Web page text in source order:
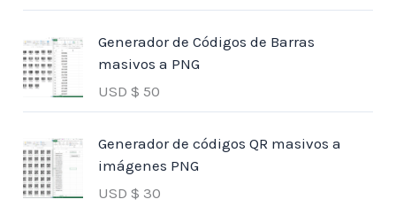
Generador de Códigos de Barras
masivos a PNG
USD $ 50
Generador de códigos QR masivos a
imágenes PNG
USD $ 30